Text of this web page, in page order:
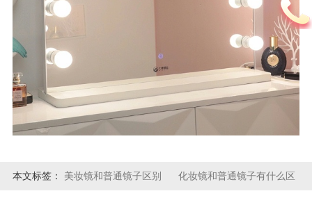
本文标签： 美妆镜和普通镜子区别 化妆镜和普通镜子有什么区